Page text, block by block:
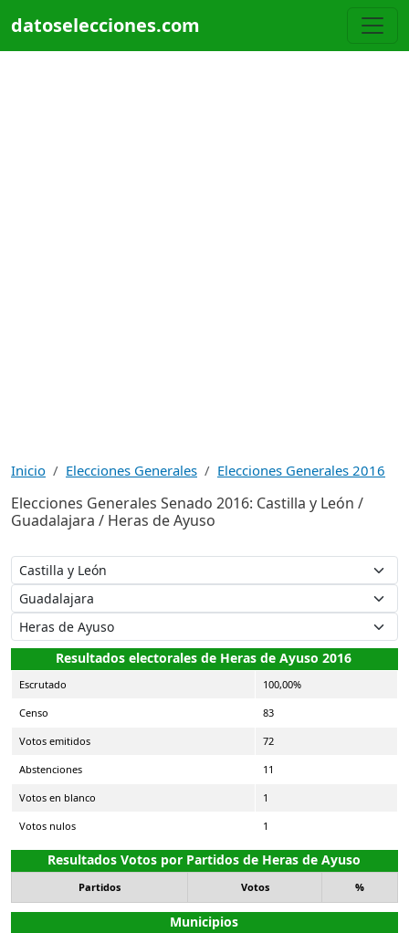
datoselecciones.com
Inicio Elecciones Generales Elecciones Generales 2016
Elecciones Generales Senado 2016: Castilla y León /
Guadalajara / Heras de Ayuso
Resultados electorales de Heras de Ayuso 2016
Escrutado 100,00%
Censo 83
Votos emitidos 72
Abstenciones 11
Votos en blanco 1
Votos nulos 1
Resultados Votos por Partidos de Heras de Ayuso
Partidos Votos %
Municipios